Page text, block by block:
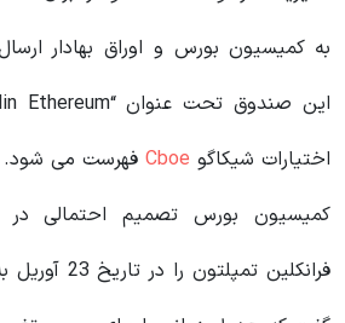
به کمیسیون بورس و اوراق بهادار
اختیارات شیکاگو Cboe فهرست می شود.